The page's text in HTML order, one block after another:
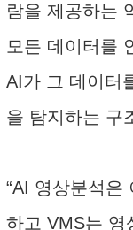
람을 제공하는
모든 데이터를
AI가 그 데이터
을 탐지하는 구
“AI 영상분석은
하고 VMS는 영